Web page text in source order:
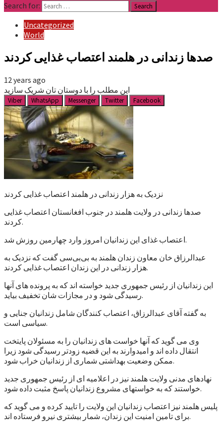
Search for:
Uncategorized
World
صدها زندانی در هلمند اعتصاب غذایی کردند
12 years ago
این مطلب را با دوستان تان شریک سازید
Viber WhatsApp Messenger Twitter Facebook
نزدیک به هزار زندانی در هلمند اعتصاب غذایی کردند
صدها زندانی در ولایت هلمند در جنوب افغانستان اعتصاب غذایی
کردند.
اعتصاب غذای این زندانیان امروز وارد چهارمین روزش شد.
عبدالرزاق خان معاون زندان هلمند به بی‌بی‌سی گفت که نزدیک به
هزار زندانی در این زندان اعتصاب غذایی کردند.
این زندانیان از رئیس جمهوری جدید خواسته اند که به پرونده های آنها
رسیدگی شود و در مجازات شان تخفیف بیاید.
به گفته آقای عبدالرزاق، اعتصاب کنندگان شامل زندانیان جنایی و
سیاسی است.
وی می گوید که آنها خواست های زندانیان را به مسئولان پایتخت
انتقال داده اند و امیدوارند به این قضیه زودتر رسیدگی شود زیرا
ممکن وضعیت بهداشتی شماری از زندانیان خراب شود.
نهادهای مدنی ولایت هلمند نیز در اعلامیه ای از رئیس جمهوری جدید
خواستند که به خواستهای مشروع زندانیان پاسخ مثبت داده شود.
پلیس هلمند نیز اعتصاب زندانیان این ولایت را تایید کرده و می گوید که
برای تامین امنیت این زندان، شمار بیشتری نیرو فرستاده اند.